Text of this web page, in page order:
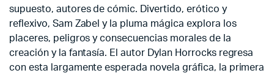
supuesto, autores de cómic. Divertido, erótico y
reflexivo, Sam Zabel y la pluma mágica explora los
placeres, peligros y consecuencias morales de la
creación y la fantasía. El autor Dylan Horrocks regresa
con esta largamente esperada novela gráfica, la primera